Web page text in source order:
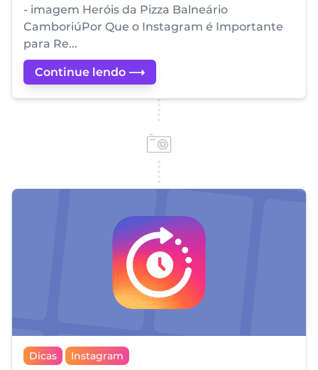
- imagem Heróis da Pizza Balneário
CamboriúPor Que o Instagram é Importante
para Re...
Continue lendo ⟶
Dicas Instagram